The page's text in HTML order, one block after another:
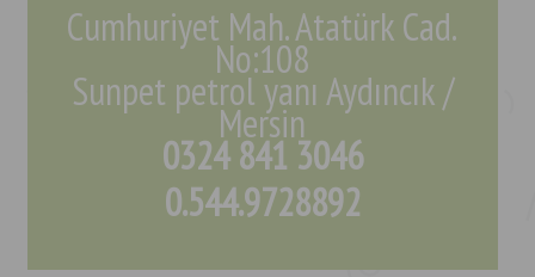
Cumhuriyet Mah. Atatürk Cad.
No:108
Sunpet petrol yanı Aydıncık /
Mersin
0324 841 3046
0.544.9728892